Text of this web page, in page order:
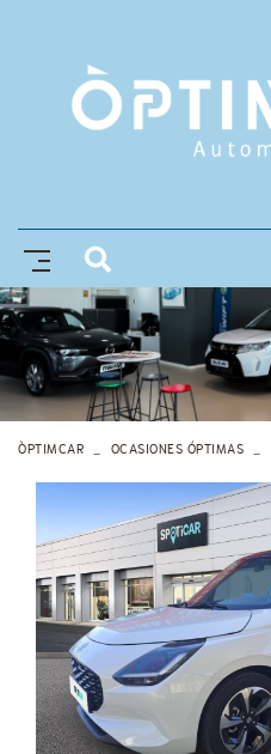
ÒPTIMCAR OCASIONES ÓPTIMAS